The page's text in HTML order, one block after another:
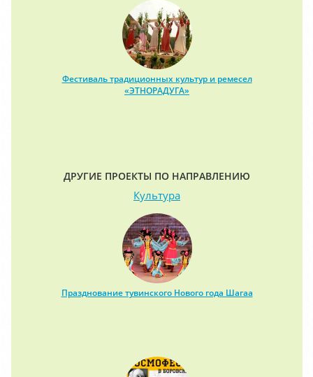
Фестиваль традиционных культур и ремесел
«ЭТНОРАДУГА»
ДРУГИЕ ПРОЕКТЫ ПО НАПРАВЛЕНИЮ
Культура
Празднование тувинского Нового года Шагаа